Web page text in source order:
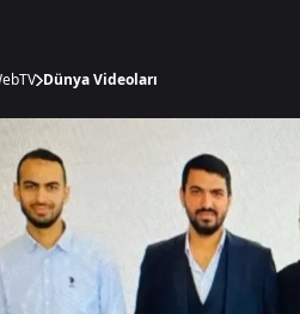
Dünya Videoları